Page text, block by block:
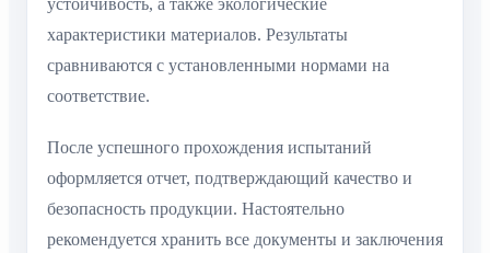
устойчивость, а также экологические
характеристики материалов. Результаты
сравниваются с установленными нормами на
соответствие.
После успешного прохождения испытаний
оформляется отчет, подтверждающий качество и
безопасность продукции. Настоятельно
рекомендуется хранить все документы и заключения